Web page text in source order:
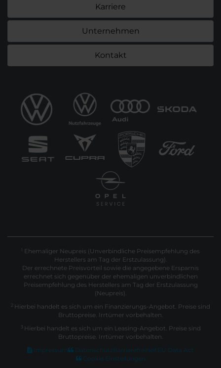
Karriere
Unternehmen
Kontakt
1 Ehemaliger Neupreis (Unverbindliche Preisempfehlung des
Herstellers am Tag der Erstzulassung).
Der errechnete Preisvorteil sowie die angegebene Ersparnis
errechnet sich gegenüber der ehemaligen unverbindlichen
Preisempfehlung des Herstellers am Tag der Erstzulassung
(Neupreis).
2 Hierbei handelt es sich um ein Finanzierungs-Angebot. Preise sind
Bruttopreise. Irrtümer vorbehalten.
3 Hierbei handelt es sich um ein Leasing-Angebot. Preise sind
Bruttopreise. Irrtümer vorbehalten.
Impressum
Datenschutz Barrierefreiheit EU Data Act
Cookie Einstellungen